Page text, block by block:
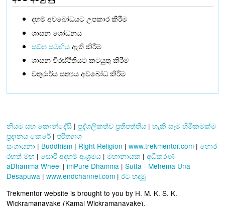
දහම් අවබෝධයට උපකාර කිරීම
ශාසන ශෝධනය
සඞ්‌ඝ සමඟියඇති කිරීම
ශාසන චිරස්ථිතියට කටයුතු කිරීම
චතුරාර්ය සත්‍යය අවබෝධ කිරීම
නියම සහ කොන්දේසි | පුද්ගලිකත්ව ප්‍රතිපත්තිය | හැකි සෑම හිමිකමක්ම
ප්‍රදානය කෙරේ | පරිත්‍යාග
සංගායනා | Buddhism | Right Religion | www.trekmentor.com | හොර
රහත් මඟ | සොරි අදහම් ආශ්‍රමය | මහානායක | අධිකරණ
aDhamma Wheel | imPure Dhamma | Sutta - Mehema Una
Desapuwa | www.endchannel.com | රට හදමු
Trekmentor website is brought to you by H. M. K. S. K.
Wickramanayake (Kamal Wickramanayake).